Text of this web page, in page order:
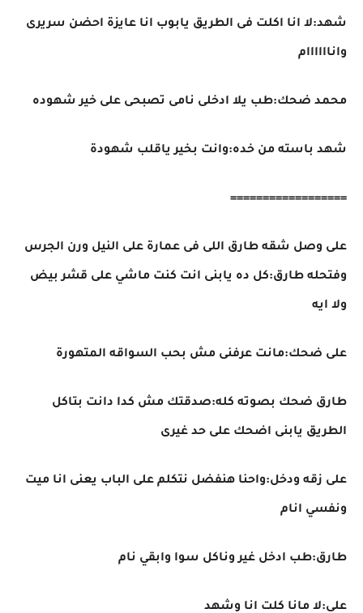
شهد:لا انا اكلت فى الطريق يابوب انا عايزة احضن سريرى
واناااااام
محمد ضحك:طب يلا ادخلى نامى تصبحى على خير شهوده
شهد باسته من خده:وانت بخير ياقلب شهودة
==================
على وصل شقه طارق اللى فى عمارة على النيل ورن الجرس
وفتحله طارق:كل ده يابنى انت كنت ماشي على قشر بيض
ولا ايه
على ضحك:مانت عرفنى مش بحب السواقه المتهورة
طارق ضحك بصوته كله:صدقتك مش كدا دانت بتاكل
الطريق يابنى اضحك على حد غيرى
على زقه ودخل:واحنا هنفضل نتكلم على الباب يعنى انا ميت
ونفسي انام
طارق:طب ادخل غير وناكل سوا وابقي نام
على:لا مانا كلت انا وشهد